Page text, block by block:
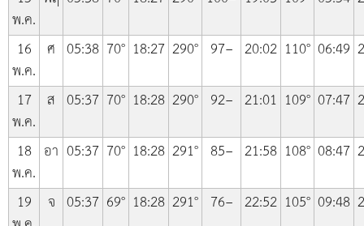
พ.ค.
16
พ.ค.
ศ 05:38 70° 18:27 290° 97− 20:02 110° 06:49
17
พ.ค.
ส 05:37 70° 18:28 290° 92− 21:01 109° 07:47
18
พ.ค.
อา 05:37 70° 18:28 291° 85− 21:58 108° 08:47
19
จ 05:37 69° 18:28 291° 76− 22:52 105° 09:48